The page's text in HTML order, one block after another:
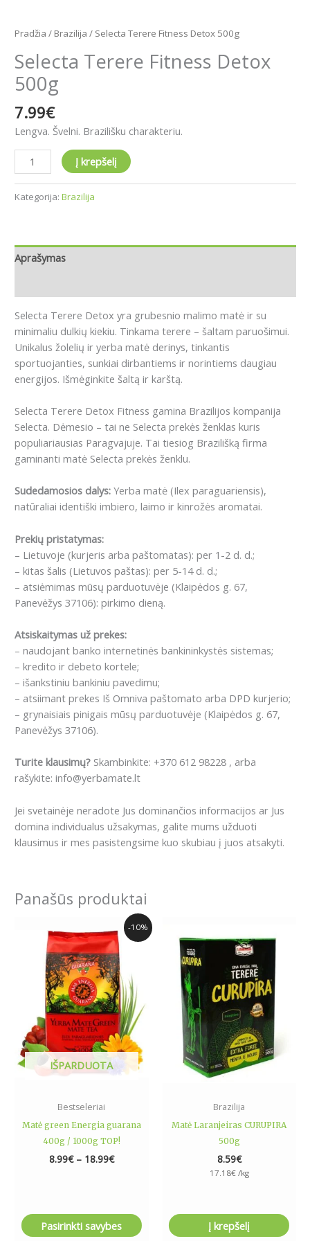
Pradžia / Brazilija / Selecta Terere Fitness Detox 500g
Selecta Terere Fitness Detox
500g
7.99€
Lengva. Švelni. Brazilišku charakteriu.
Į krepšelį
Kategorija: Brazilija
Aprašymas
Selecta Terere Detox yra grubesnio malimo matė ir su
minimaliu dulkių kiekiu. Tinkama terere – šaltam paruošimui.
Unikalus žolelių ir yerba matė derinys, tinkantis
sportuojanties, sunkiai dirbantiems ir norintiems daugiau
energijos. Išmėginkite šaltą ir karštą.
Selecta Terere Detox Fitness gamina Brazilijos kompanija
Selecta. Dėmesio – tai ne Selecta prekės ženklas kuris
populiariausias Paragvajuje. Tai tiesiog Brazilišką firma
gaminanti matė Selecta prekės ženklu.
Sudedamosios dalys: Yerba matė (Ilex paraguariensis),
natūraliai identiški imbiero, laimo ir kinrožės aromatai.
Prekių pristatymas:
– Lietuvoje (kurjeris arba paštomatas): per 1-2 d. d.;
– kitas šalis (Lietuvos paštas): per 5-14 d. d.;
– atsiėmimas mūsų parduotuvėje (Klaipėdos g. 67,
Panevėžys 37106): pirkimo dieną.
Atsiskaitymas už prekes:
– naudojant banko internetinės bankininkystės sistemas;
– kredito ir debeto kortele;
– išankstiniu bankiniu pavedimu;
– atsiimant prekes Iš Omniva paštomato arba DPD kurjerio;
– grynaisiais pinigais mūsų parduotuvėje (Klaipėdos g. 67,
Panevėžys 37106).
Turite klausimų? Skambinkite: +370 612 98228 , arba
rašykite: info@yerbamate.lt
Jei svetainėje neradote Jus dominančios informacijos ar Jus
domina individualus užsakymas, galite mums užduoti
klausimus ir mes pasistengsime kuo skubiau į juos atsakyti.
Panašūs produktai
-10%
IŠPARDUOTA
Bestseleriai
Matė green Energia guarana
400g / 1000g TOP!
8.99€ – 18.99€
Price
range:
8.99€
through
18.99€
Pasirinkti savybes
product
has
multiple
variants.
The
options
may
be
chosen
page
Brazilija
Matė Laranjeiras CURUPIRA
500g
8.59€
17.18€/kg
Į krepšelį